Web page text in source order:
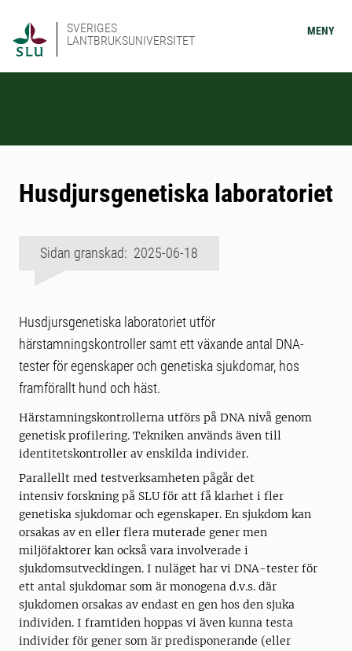
SVERIGES
LANTBRUKSUNIVERSITET
MENY
Husdjursgenetiska laboratoriet
Sidan granskad: 2025-06-18
Husdjursgenetiska laboratoriet utför
härstamningskontroller samt ett växande antal DNA-
tester för egenskaper och genetiska sjukdomar, hos
framförallt hund och häst.
Härstamningskontrollerna utförs på DNA nivå genom
genetisk profilering. Tekniken används även till
identitetskontroller av enskilda individer.
Parallellt med testverksamheten pågår det
intensiv forskning på SLU för att få klarhet i fler
genetiska sjukdomar och egenskaper. En sjukdom kan
orsakas av en eller flera muterade gener men
miljöfaktorer kan också vara involverade i
sjukdomsutvecklingen. I nuläget har vi DNA-tester för
ett antal sjukdomar som är monogena d.v.s. där
sjukdomen orsakas av endast en gen hos den sjuka
individen. I framtiden hoppas vi även kunna testa
individer för gener som är predisponerande (eller